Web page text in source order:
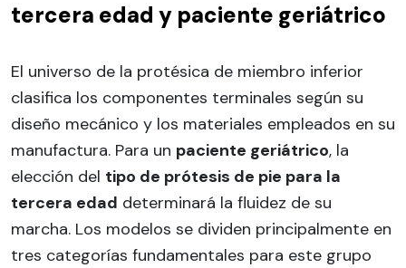
tercera edad y paciente geriátrico
El universo de la protésica de miembro inferior
clasifica los componentes terminales según su
diseño mecánico y los materiales empleados en su
manufactura. Para un paciente geriátrico, la
elección del tipo de prótesis de pie para la
tercera edad determinará la fluidez de su
marcha. Los modelos se dividen principalmente en
tres categorías fundamentales para este grupo